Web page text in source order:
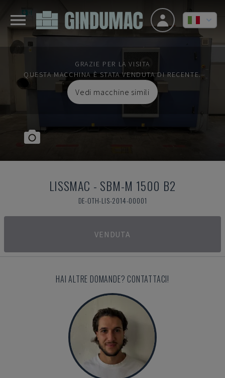
GRAZIE PER LA VISITA
QUESTA MACCHINA È STATA VENDUTA DI RECENTE.
Vedi macchine simili
LISSMAC - SBM-M 1500 B2
DE-OTH-LIS-2014-00001
VENDUTA
HAI ALTRE DOMANDE? CONTATTACI!